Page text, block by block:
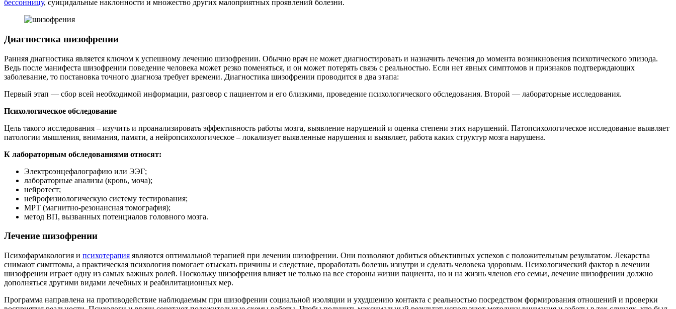
бессонницу, суицидальные наклонности и множество других малоприятных проявлений болезни.
Диагностика шизофрении
Ранняя диагностика является ключом к успешному лечению шизофрении. Обычно врач не может диагностировать и назначить лечения до момента возникновения психотического эпизода.
Ведь после манифеста шизофрении поведение человека может резко поменяться, и он может потерять связь с реальностью. Если нет явных симптомов и признаков подтверждающих
заболевание, то постановка точного диагноза требует времени. Диагностика шизофрении проводится в два этапа:
Первый этап — сбор всей необходимой информации, разговор с пациентом и его близкими, проведение психологического обследования. Второй — лабораторные исследования.
Психологическое обследование
Цель такого исследования ‒ изучить и проанализировать эффективность работы мозга, выявление нарушений и оценка степени этих нарушений. Патопсихологическое исследование выявляет
патологии мышления, внимания, памяти, а нейропсихологическое ‒ локализует выявленные нарушения и выявляет, работа каких структур мозга нарушена.
К лабораторным обследованиями относят:
Электроэнцефалографию или ЭЭГ;
лабораторные анализы (кровь, моча);
нейротест;
нейрофизиологическую систему тестирования;
МРТ (магнитно-резонансная томография);
метод ВП, вызванных потенциалов головного мозга.
Лечение шизофрении
Психофармакология и психотерапия являются оптимальной терапией при лечении шизофрении. Они позволяют добиться объективных успехов с положительным результатом. Лекарства
снимают симптомы, а практическая психология помогает отыскать причины и следствие, проработать болезнь изнутри и сделать человека здоровым. Психологический фактор в лечении
шизофрении играет одну из самых важных ролей. Поскольку шизофрения влияет не только на все стороны жизни пациента, но и на жизнь членов его семьи, лечение шизофрении должно
дополняться другими видами лечебных и реабилитационных мер.
Программа направлена на противодействие наблюдаемым при шизофрении социальной изоляции и ухудшению контакта с реальностью посредством формирования отношений и проверки